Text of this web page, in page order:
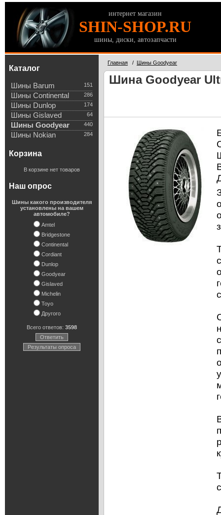
интернет магазин
SHIN-SHOP.RU
шины, диски, автозапчасти
Каталог
151
Шины Barum
286
Шины Continental
174
Шины Dunlop
64
Шины Gislaved
440
Шины Goodyear
284
Шины Nokian
Корзина
В корзине нет товаров
Наш опрос
Шины какого производителя
установлены на вашем
автомобиле?
Amtel
Bridgestone
Continental
Cordiant
Dunlop
Goodyear
Gislaved
Michelin
Toyo
Другого
Всего ответов: 3598
Ответить
Результаты опроса
Главная / Шины Goodyear
Шина Goodyear